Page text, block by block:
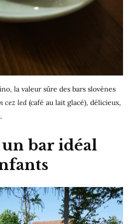
la valeur sûre des bars slovènes
cez led (café au lait glacé), délicieux,
bar idéal